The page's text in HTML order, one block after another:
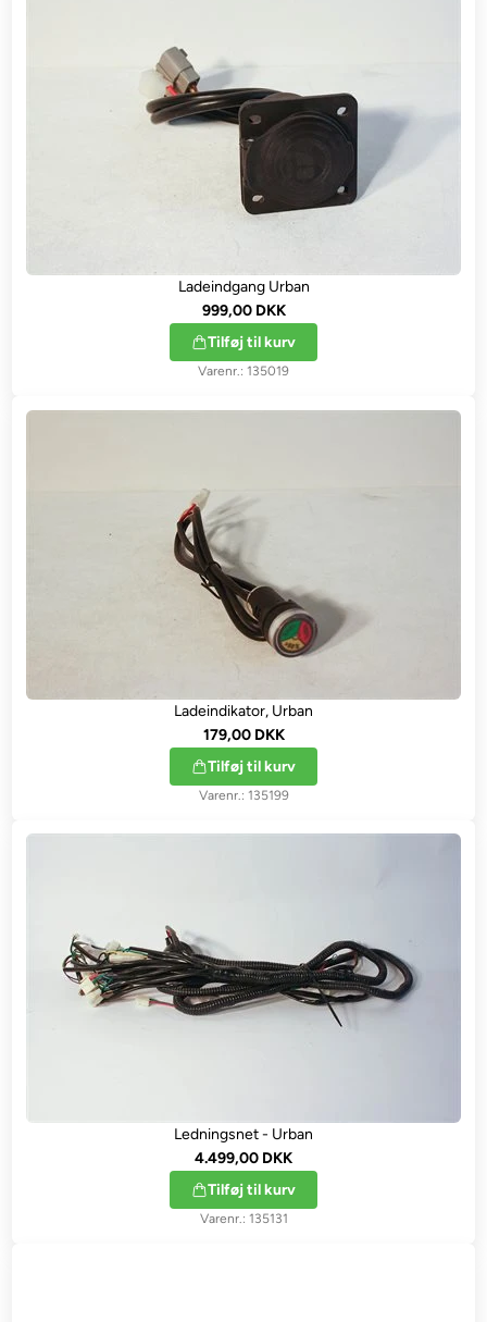
Ladeindgang Urban
999,00 DKK
Tilføj til kurv
135019
Ladeindikator, Urban
179,00 DKK
Tilføj til kurv
135199
Ledningsnet - Urban
4.499,00 DKK
Tilføj til kurv
135131